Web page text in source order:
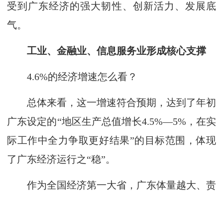
受到广东经济的强大韧性、创新活力、发展底
气。
工业、金融业、信息服务业形成核心支撑
4.6%的经济增速怎么看？
总体来看，这一增速符合预期，达到了年初
广东设定的“地区生产总值增长4.5%—5%，在实
际工作中全力争取更好结果”的目标范围，体现
了广东经济运行之“稳”。
作为全国经济第一大省，广东体量越大、责